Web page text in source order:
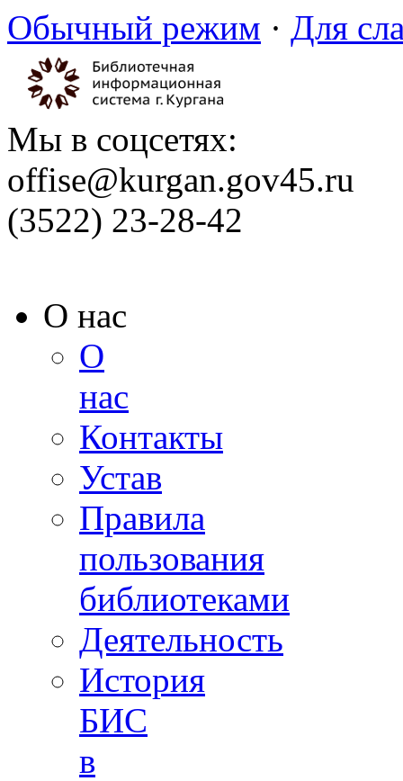
Обычный режим · Для
Мы в соцсетях:
offise@kurgan.gov45.ru
(3522) 23-28-42
О нас
О
нас
Контакты
Устав
Правила
пользования
библиотеками
Деятельность
История
БИС
в